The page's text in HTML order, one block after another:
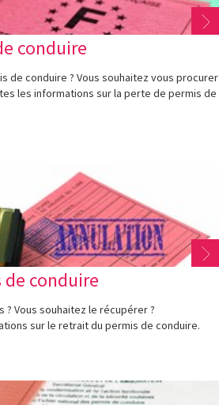
conduire
de conduire ? Vous souhaitez vous procurer
les informations sur la perte de permis de
conduire
Vous souhaitez le récupérer ?
sur le retrait du permis de conduire.